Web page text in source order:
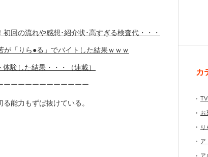
回の流れや感想･紹介状･高すぎる検査代・・・
「りら●る」でバイトした結果ｗｗｗ
験した結果・・・（連載）
ーーーーーーーーーーーー
能力もずば抜けている。
カ
お
り
ア
ア